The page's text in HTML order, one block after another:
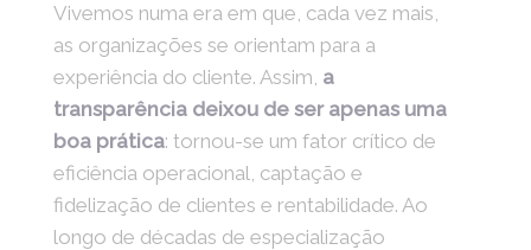
Vivemos numa era em que, cada vez mais,
as organizações se orientam para a
experiência do cliente. Assim, a
transparência deixou de ser apenas uma
boa prática: tornou-se um fator crítico de
eficiência operacional, captação e
fidelização de clientes e rentabilidade. Ao
longo de décadas de especialização